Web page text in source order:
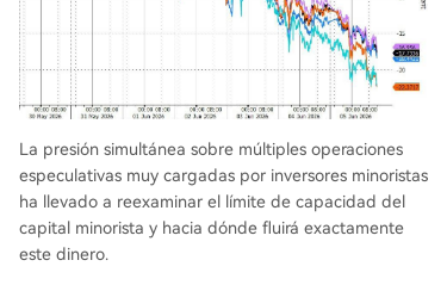
La presión simultánea sobre múltiples operaciones
especulativas muy cargadas por inversores minoristas
ha llevado a reexaminar el límite de capacidad del
capital minorista y hacia dónde fluirá exactamente
este dinero.